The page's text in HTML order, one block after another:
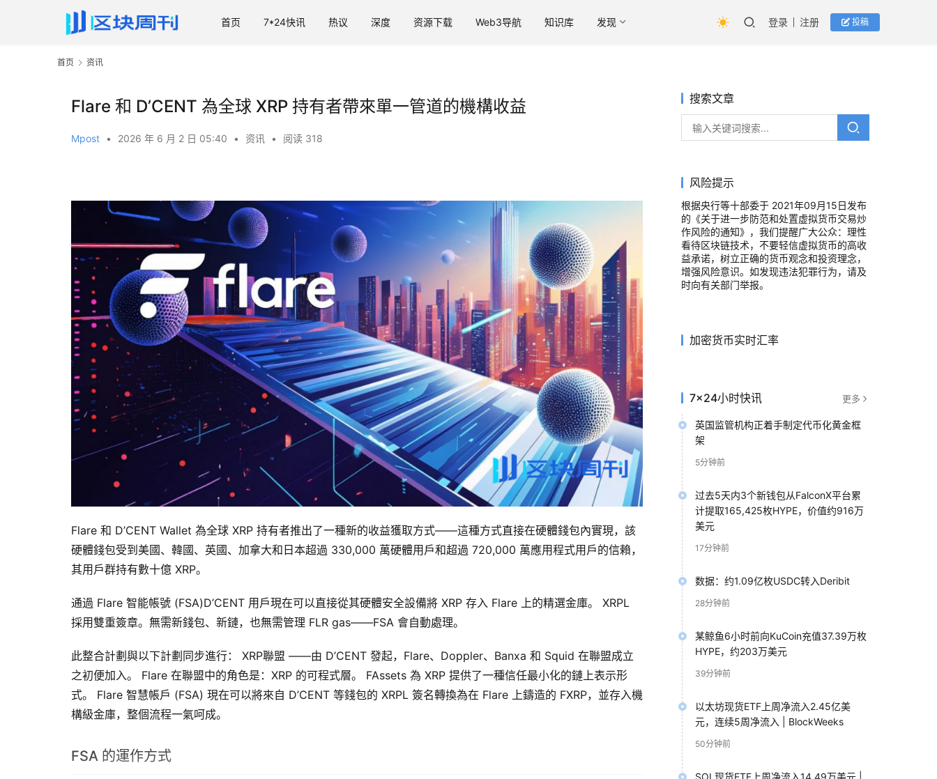
首页 7*24快讯 热议 深度 资源下载 Web3导航 知识库 发现 登录 注册 投稿
首页 资讯
Flare 和 D’CENT 為全球 XRP 持有者帶來單一管道的機構收益
Mpost • 2026 年 6 月 2 日 05:40 • 资讯 • 阅读 318
Flare 和 D’CENT Wallet 為全球 XRP 持有者推出了一種新的收益獲取方式——這種方式直接在硬體錢包內實現，該
硬體錢包受到美國、韓國、英國、加拿大和日本超過 330,000 萬硬體用戶和超過 720,000 萬應用程式用戶的信賴，
其用戶群持有數十億 XRP。
通過 Flare 智能帳號 (FSA)D’CENT 用戶現在可以直接從其硬體安全設備將 XRP 存入 Flare 上的精選金庫。 XRPL
採用雙重簽章。無需新錢包、新鏈，也無需管理 FLR gas——FSA 會自動處理。
此整合計劃與以下計劃同步進行： XRP聯盟 ——由 D’CENT 發起，Flare、Doppler、Banxa 和 Squid 在聯盟成立
之初便加入。 Flare 在聯盟中的角色是：XRP 的可程式層。 FAssets 為 XRP 提供了一種信任最小化的鏈上表示形
式。 Flare 智慧帳戶 (FSA) 現在可以將來自 D’CENT 等錢包的 XRPL 簽名轉換為在 Flare 上鑄造的 FXRP，並存入機
構級金庫，整個流程一氣呵成。
FSA 的運作方式
搜索文章
风险提示
根据央行等十部委于 2021年09月15日发布
的《关于进一步防范和处置虚拟货币交易炒
作风险的通知》，我们提醒广大公众：理性
看待区块链技术，不要轻信虚拟货币的高收
益承诺，树立正确的货币观念和投资理念，
增强风险意识。如发现违法犯罪行为，请及
时向有关部门举报。
加密货币实时汇率
7×24小时快讯 更多
英国监管机构正着手制定代币化黄金框
架
5分钟前
过去5天内3个新钱包从FalconX平台累
计提取165,425枚HYPE，价值约916万
美元
17分钟前
数据：约1.09亿枚USDC转入Deribit
28分钟前
某鲸鱼6小时前向KuCoin充值37.39万枚
HYPE，约203万美元
39分钟前
以太坊现货ETF上周净流入2.45亿美
元，连续5周净流入 | BlockWeeks
50分钟前